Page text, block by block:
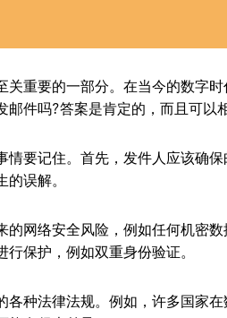
重要的一部分。在当今的数字时
邮件吗?答案是肯定的，而且可以
要记住。首先，发件人应该确保
误解。
网络安全风险，例如任何机密数
保护，例如双重身份验证。
种法律法规。例如，许多国家在